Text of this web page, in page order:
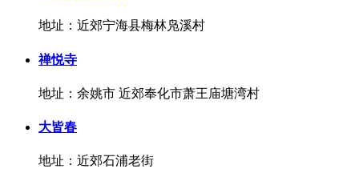
地址：近郊宁海县梅林凫溪村
禅悦寺
地址：余姚市 近郊奉化市萧王庙塘湾村
大皆春
地址：近郊石浦老街